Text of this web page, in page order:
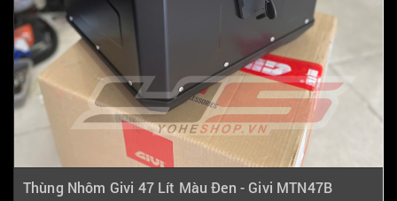
Thùng Nhôm Givi 47 Lít Màu Đen - Givi MTN47B